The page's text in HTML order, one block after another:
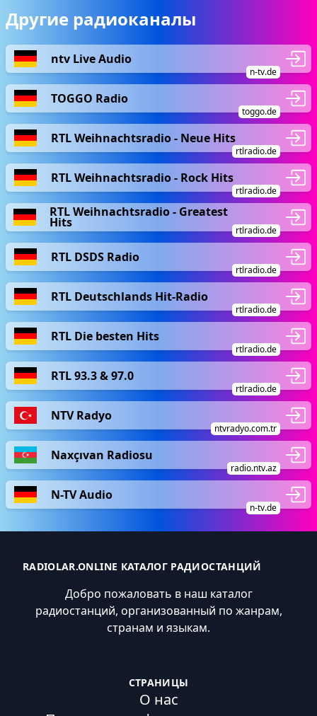
Другие радиоканалы
ntv Live Audio
n-tv.de
TOGGO Radio
toggo.de
RTL Weihnachtsradio - Neue Hits
rtlradio.de
RTL Weihnachtsradio - Rock Hits
rtlradio.de
RTL Weihnachtsradio - Greatest
Hits
rtlradio.de
RTL DSDS Radio
rtlradio.de
RTL Deutschlands Hit-Radio
rtlradio.de
RTL Die besten Hits
rtlradio.de
RTL 93.3 & 97.0
rtlradio.de
NTV Radyo
ntvradyo.com.tr
Naxçıvan Radiosu
radio.ntv.az
N-TV Audio
n-tv.de
RADIOLAR.ONLINE КАТАЛОГ РАДИОСТАНЦИЙ
Добро пожаловать в наш каталог
радиостанций, организованный по жанрам,
странам и языкам.
СТРАНИЦЫ
О нас